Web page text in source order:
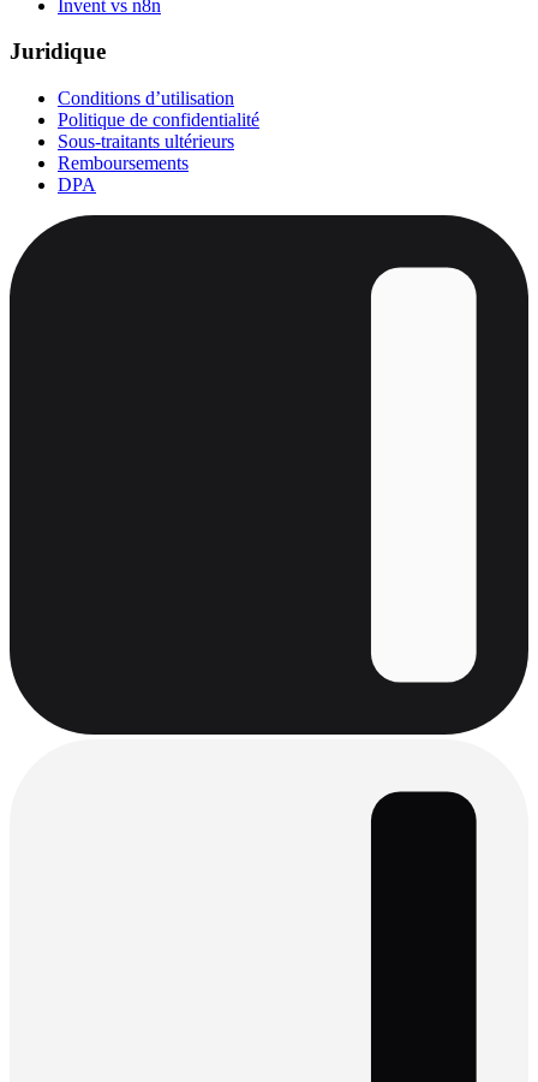
Invent vs n8n
Juridique
Conditions d’utilisation
Politique de confidentialité
Sous-traitants ultérieurs
Remboursements
DPA